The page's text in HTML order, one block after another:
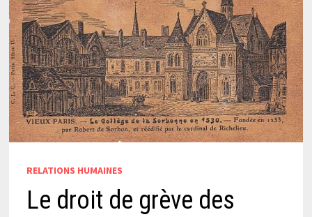
RELATIONS HUMAINES
Le droit de grève des